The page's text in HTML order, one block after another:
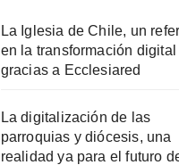
La Iglesia de Chile, un
en la transformación digital
gracias a Ecclesiared
La digitalización de las
parroquias y diócesis, una
realidad ya para el futuro